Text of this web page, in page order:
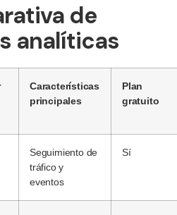
de
analíticas
Características
principales
Plan
gratuito
Seguimiento de
tráfico y
eventos
Sí